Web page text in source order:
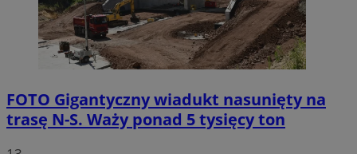
FOTO Gigantyczny wiadukt nasunięty na
trasę N-S. Waży ponad 5 tysięcy ton